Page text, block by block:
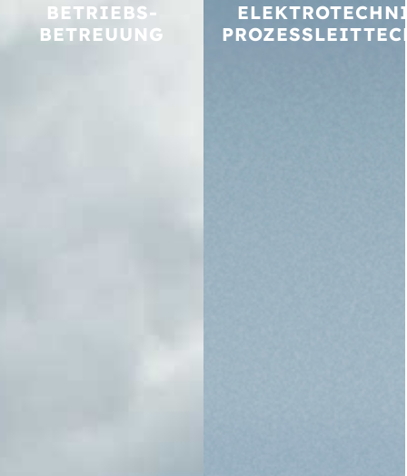
BETRIEBS­
BETREUUNG